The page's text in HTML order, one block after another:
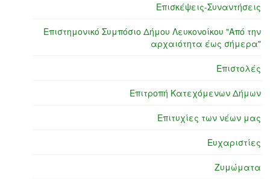
Επισκέψεις-Συναντήσεις
Επιστημονικό Συμπόσιο Δήμου Λευκονοίκου "Από την
αρχαιότητα έως σήμερα"
Επιστολές
Επιτροπή Κατεχόμενων Δήμων
Επιτυχίες των νέων μας
Ευχαριστίες
Ζυμώματα